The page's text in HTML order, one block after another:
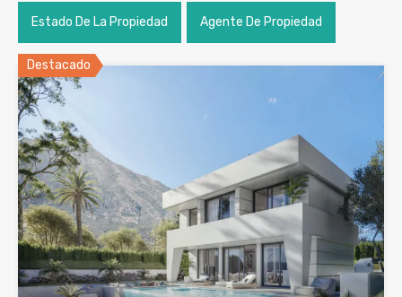
Estado De La Propiedad Agente De Propiedad
Destacado